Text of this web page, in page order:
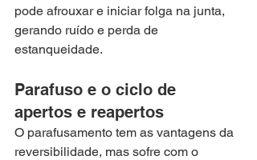
pode afrouxar e iniciar folga na junta,
gerando ruído e perda de
estanqueidade.
Parafuso e o ciclo de
apertos e reapertos
O parafusamento tem as vantagens da
reversibilidade, mas sofre com o